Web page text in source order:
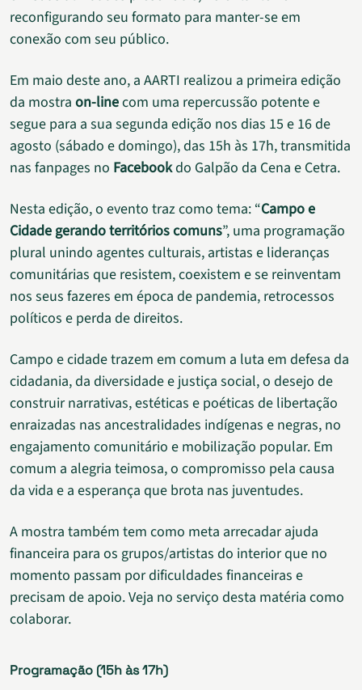
reconfigurando seu formato para manter-se em
conexão com seu público.
Em maio deste ano, a AARTI realizou a primeira edição
da mostra on-linecom uma repercussão potente e
segue para a sua segunda edição nos dias 15 e 16 de
agosto (sábado e domingo), das 15h às 17h, transmitida
nas fanpages no Facebookdo Galpão da Cena e Cetra.
Nesta edição, o evento traz como tema: “Campo e
Cidade gerando territórios comuns”, uma programação
plural unindo agentes culturais, artistas e lideranças
comunitárias que resistem, coexistem e se reinventam
nos seus fazeres em época de pandemia, retrocessos
políticos e perda de direitos.
Campo e cidade trazem em comum a luta em defesa da
cidadania, da diversidade e justiça social, o desejo de
construir narrativas, estéticas e poéticas de libertação
enraizadas nas ancestralidades indígenas e negras, no
engajamento comunitário e mobilização popular. Em
comum a alegria teimosa, o compromisso pela causa
da vida e a esperança que brota nas juventudes.
A mostra também tem como meta arrecadar ajuda
financeira para os grupos/artistas do interior que no
momento passam por dificuldades financeiras e
precisam de apoio. Veja no serviço desta matéria como
colaborar.
Programação (15h às 17h)